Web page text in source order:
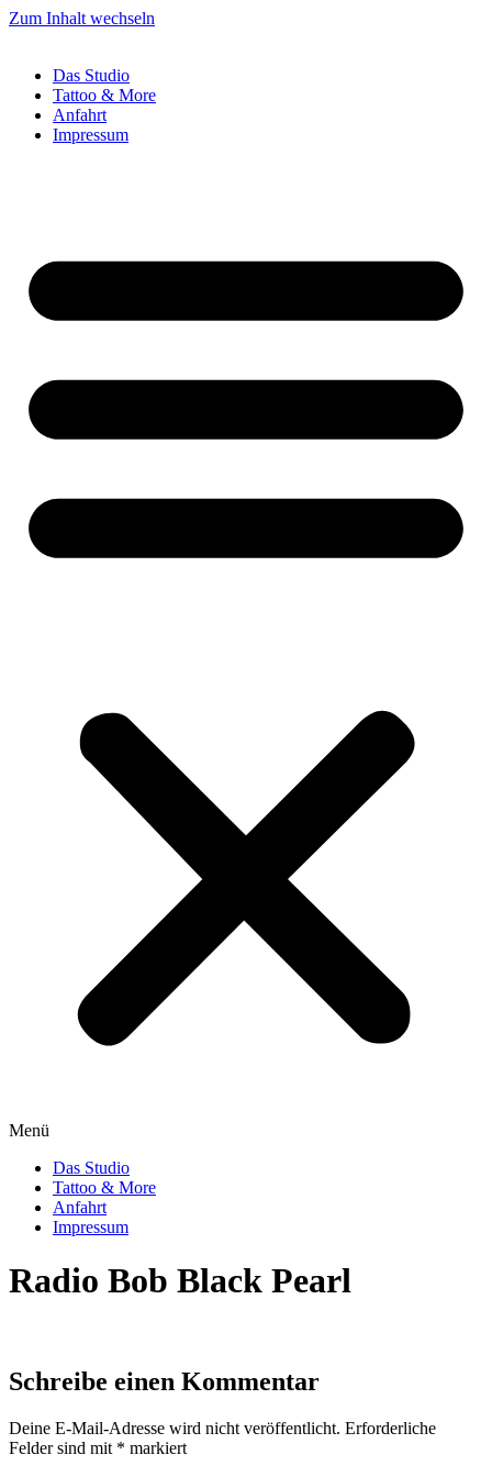
Zum Inhalt wechseln
Das Studio
Tattoo & More
Anfahrt
Impressum
Menü
Das Studio
Tattoo & More
Anfahrt
Impressum
Radio Bob Black Pearl
Schreibe einen Kommentar
Deine E-Mail-Adresse wird nicht veröffentlicht. Erforderliche
Felder sind mit * markiert